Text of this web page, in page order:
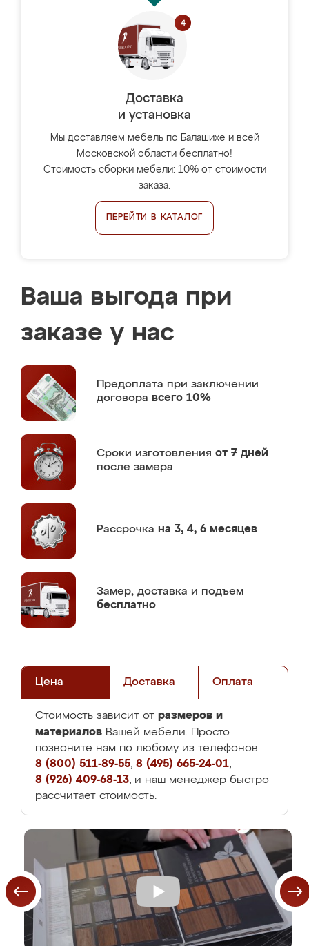
Доставка
и установка
Мы доставляем мебель по Балашихе и всей
Московской области бесплатно!
Стоимость сборки мебели: 10% от стоимости
заказа.
ПЕРЕЙТИ В КАТАЛОГ
Ваша выгода при
заказе у нас
Предоплата при заключении
договора всего 10%
Сроки изготовления от 7 дней
после замера
Рассрочка на 3, 4, 6 месяцев
Замер, доставка и подъем
бесплатно
Цена Доставка Оплата
Стоимость зависит от размеров и
материалов Вашей мебели. Просто
позвоните нам по любому из телефонов:
8 (800) 511-89-55, 8 (495) 665-24-01,
8 (926) 409-68-13, и наш менеджер быстро
рассчитает стоимость.